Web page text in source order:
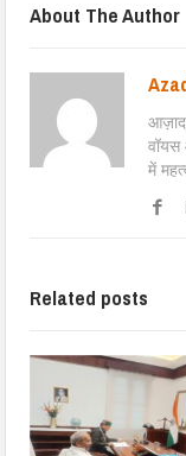
About The Author
आज़ाद
में
Related posts